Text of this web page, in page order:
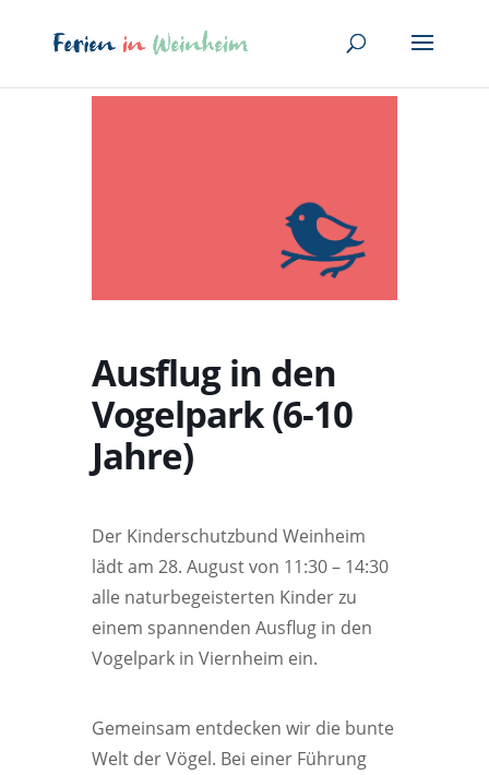
Ausflug in den
Vogelpark (6-10
Jahre)
Der Kinderschutzbund Weinheim
lädt am 28. August von 11:30 – 14:30
alle naturbegeisterten Kinder zu
einem spannenden Ausflug in den
Vogelpark in Viernheim ein.
Gemeinsam entdecken wir die bunte
Welt der Vögel. Bei einer Führung